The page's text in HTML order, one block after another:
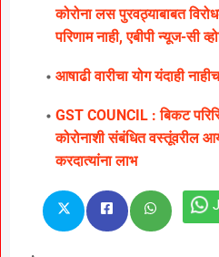
कोरोना लस पुरवठ्याबाबत
परिणाम नाही, एबीपी न्यूज-सी
आषाढी वारीचा योग यंदाही
GST COUNCIL : बिकट
कोरोनाशी संबंधित वस्तूंवरील
करदात्यांना लाभ